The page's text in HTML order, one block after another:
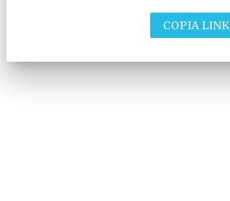
COPIA LINK